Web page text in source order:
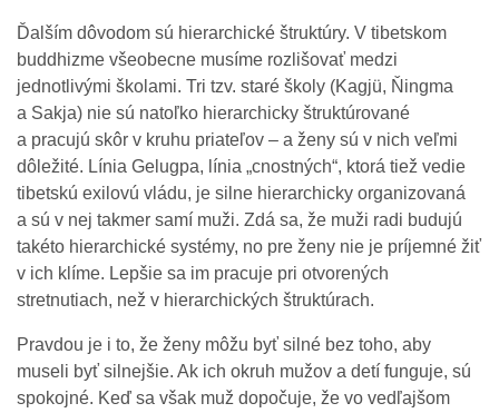
Ďalším dôvodom sú hierarchické štruktúry. V tibetskom
buddhizme všeobecne musíme rozlišovať medzi
jednotlivými školami. Tri tzv. staré školy (Kagjü, Ňingma
a Sakja) nie sú natoľko hierarchicky štruktúrované
a pracujú skôr v kruhu priateľov – a ženy sú v nich veľmi
dôležité. Línia Gelugpa, línia „cnostných“, ktorá tiež vedie
tibetskú exilovú vládu, je silne hierarchicky organizovaná
a sú v nej takmer samí muži. Zdá sa, že muži radi budujú
takéto hierarchické systémy, no pre ženy nie je príjemné žiť
v ich klíme. Lepšie sa im pracuje pri otvorených
stretnutiach, než v hierarchických štruktúrach.
Pravdou je i to, že ženy môžu byť silné bez toho, aby
museli byť silnejšie. Ak ich okruh mužov a detí funguje, sú
spokojné. Keď sa však muž dopočuje, že vo vedľajšom